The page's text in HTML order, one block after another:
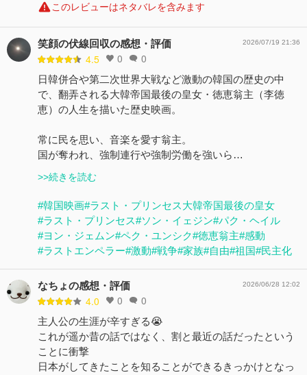
このレビューはネタバレを含みます
笑顔の伏線回収の感想・評価
4.5 0 0
2026/07/19 21:36
日韓併合や第二次世界大戦など激動の韓国の歴史の中
で、翻弄される大韓帝国最後の皇女・徳恵翁主（李徳
恵）の人生を描いた歴史映画。
常に民を思い、音楽を愛す翁主。
国が奪われ、強制連行や強制労働を強いら…
>>続きを読む
#韓国映画#ラスト・プリンセス大韓帝国最後の皇女
#ラスト・プリンセス#ソン・イェジン#パク・ヘイル
#ヨン・ジェムン#ペク・ユンシク#徳恵翁主#感動
#ラストエンペラー#激動#戦争#家族#自由#祖国#民主化
なちょの感想・評価
4.0 0 0
2026/06/28 12:02
主人公の生涯が辛すぎる😭
これが遥か昔の話ではなく、割と最近の話だったという
ことに衝撃
日本がしてきたことを知ることができるきっかけとなっ